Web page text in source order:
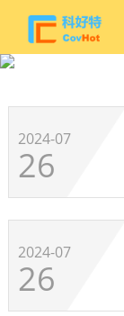
2024-07
26
2024-07
26